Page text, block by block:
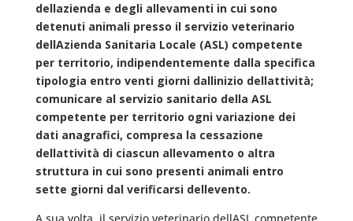
dellazienda e degli allevamenti in cui sono
detenuti animali presso il servizio veterinario
dellAzienda Sanitaria Locale (ASL) competente
per territorio, indipendentemente dalla specifica
tipologia entro venti giorni dallinizio dellattività;
comunicare al servizio sanitario della ASL
competente per territorio ogni variazione dei
dati anagrafici, compresa la cessazione
dellattività di ciascun allevamento o altra
struttura in cui sono presenti animali entro
sette giorni dal verificarsi dellevento.